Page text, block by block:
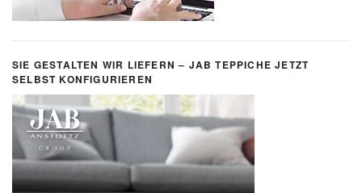
SIE GESTALTEN WIR LIEFERN – JAB TEPPICHE JETZT
SELBST KONFIGURIEREN